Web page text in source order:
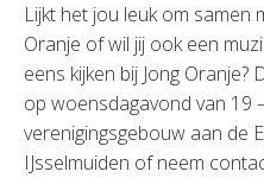
Lijkt het jou leuk om samen
Oranje of wil jij ook een
eens kijken bij Jong
op woensdagavond van 19
verenigingsgebouw aan de
IJsselmuiden of neem